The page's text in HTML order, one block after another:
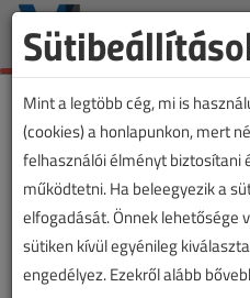
VL
Inverterek
gyújtogató című cikk
Mint a legtöbb cég, mi is
(cookies) a honlapunkon, mert
felhasználói élményt biztosítani
működtetni. Ha beleegyezik a
elfogadását. Önnek lehetősége
sütiken kívül egyénileg
engedélyez. Ezekről alább